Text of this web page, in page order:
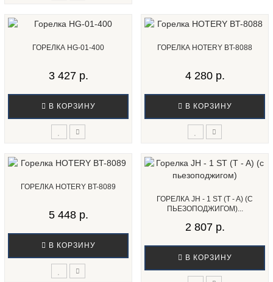
ГОРЕЛКА HG-01-400
3 427 р.
В КОРЗИНУ
ГОРЕЛКА HOTERY BT-8088
4 280 р.
В КОРЗИНУ
ГОРЕЛКА HOTERY BT-8089
5 448 р.
В КОРЗИНУ
ГОРЕЛКА JH - 1 ST (T - A) (С
ПЬЕЗОПОДЖИГОМ)...
2 807 р.
В КОРЗИНУ